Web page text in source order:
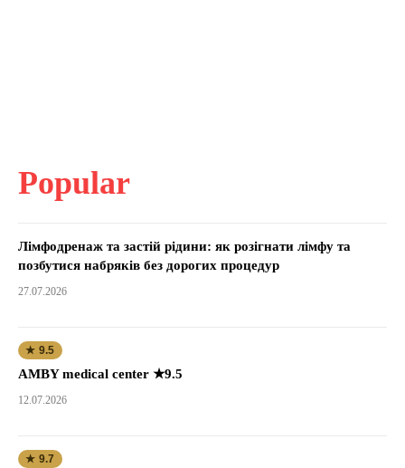
Popular
Лімфодренаж та застій рідини: як розігнати лімфу та
позбутися набряків без дорогих процедур
27.07.2026
★ 9.5
AMBY medical center ★9.5
12.07.2026
★ 9.7